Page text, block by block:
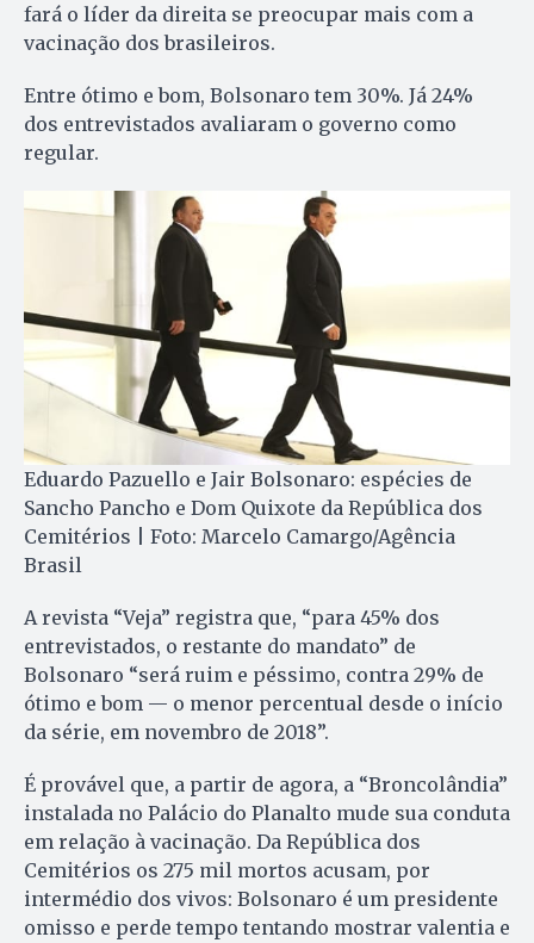
fará o líder da direita se preocupar mais com a
vacinação dos brasileiros.
Entre ótimo e bom, Bolsonaro tem 30%. Já 24%
dos entrevistados avaliaram o governo como
regular.
Eduardo Pazuello e Jair Bolsonaro: espécies de
Sancho Pancho e Dom Quixote da República dos
Cemitérios | Foto: Marcelo Camargo/Agência
Brasil
A revista “Veja” registra que, “para 45% dos
entrevistados, o restante do mandato” de
Bolsonaro “será ruim e péssimo, contra 29% de
ótimo e bom — o menor percentual desde o início
da série, em novembro de 2018”.
É provável que, a partir de agora, a “Broncolândia”
instalada no Palácio do Planalto mude sua conduta
em relação à vacinação. Da República dos
Cemitérios os 275 mil mortos acusam, por
intermédio dos vivos: Bolsonaro é um presidente
omisso e perde tempo tentando mostrar valentia e